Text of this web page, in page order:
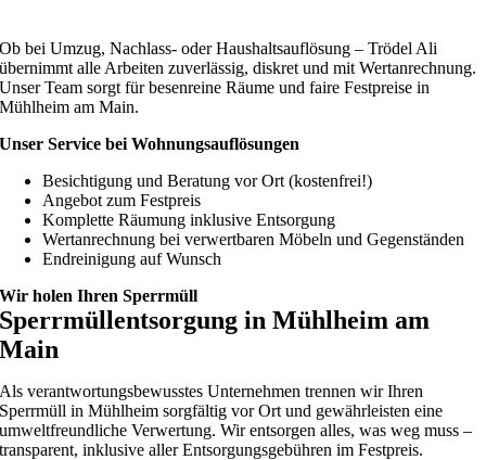
Ob bei Umzug, Nachlass- oder Haushaltsauflösung – Trödel Ali
übernimmt alle Arbeiten zuverlässig, diskret und mit Wertanrechnung.
Unser Team sorgt für besenreine Räume und faire Festpreise in
Mühlheim am Main.
Unser Service bei Wohnungsauflösungen
Besichtigung und Beratung vor Ort (kostenfrei!)
Angebot zum Festpreis
Komplette Räumung inklusive Entsorgung
Wertanrechnung bei verwertbaren Möbeln und Gegenständen
Endreinigung auf Wunsch
Wir holen Ihren Sperrmüll
Sperrmüllentsorgung in Mühlheim am
Main
Als verantwortungsbewusstes Unternehmen trennen wir Ihren
Sperrmüll in Mühlheim sorgfältig vor Ort und gewährleisten eine
umweltfreundliche Verwertung. Wir entsorgen alles, was weg muss –
transparent, inklusive aller Entsorgungsgebühren im Festpreis.